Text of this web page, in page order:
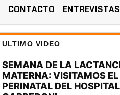
CONTACTO ENTREVISTAS
ULTIMO VIDEO